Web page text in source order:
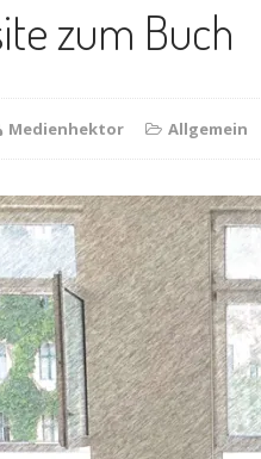
[ 19. Dezember 2025 ] KI-
[ 30. Mai 2026 ] Wann
verabschiedet?
zum Buch
Medienhektor Allgemein